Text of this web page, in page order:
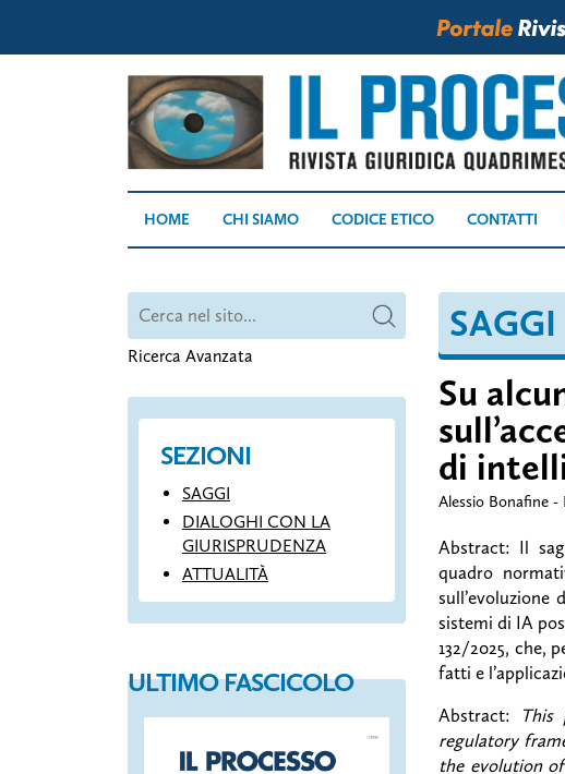
HOME CHI SIAMO CODICE ETICO CONTATTI
Ricerca Avanzata
SEZIONI
SAGGI
DIALOGHI CON LA
GIURISPRUDENZA
ATTUALITÀ
ULTIMO FASCICOLO
SAGGI
Su
di
Alessio Bonafine
Abstract: Il
quadro
sistemi di IA
132/2025, che,
fatti e
Abstract:
This
regulatory
the evolution